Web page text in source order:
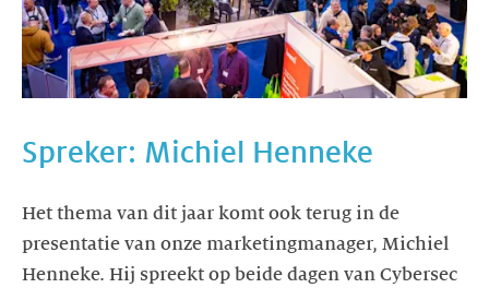
Spreker: Michiel Henneke
Het thema van dit jaar komt ook terug in de
presentatie van onze marketingmanager, Michiel
Henneke. Hij spreekt op beide dagen van Cybersec